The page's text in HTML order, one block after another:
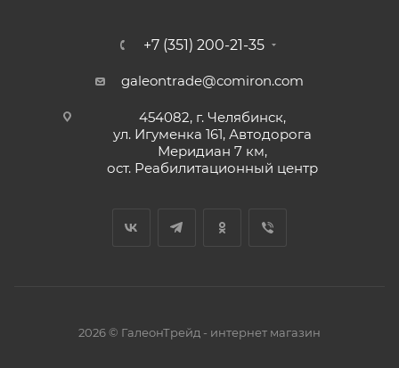
+7 (351) 200-21-35
galeontrade@comiron.com
454082, г. Челябинск,
ул. Игуменка 161, Автодорога
Меридиан 7 км,
ост. Реабилитационный центр
2026 © ГалеонТрейд - интернет магазин